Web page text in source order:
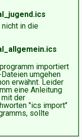
in die
importiert
umgehen
erwähnt. Leider
eine Anleitung
mit der
"ics import"
sollte